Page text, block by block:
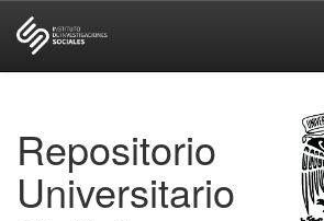
Repositorio
Universitario